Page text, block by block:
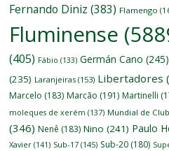
Fernando Diniz (383) Flamengo
Fluminense
(405) Fábio (133) Germán Cano (245)
(235) Laranjeiras (153) Libertadores
Marcelo (183) Marcão (191) Martinelli
moleques de xerém (137) Mundial de
(346) Nenê (183) Nino (241) Paulo
Xavier (141) Sub-17 (145) Sub-20 (180)